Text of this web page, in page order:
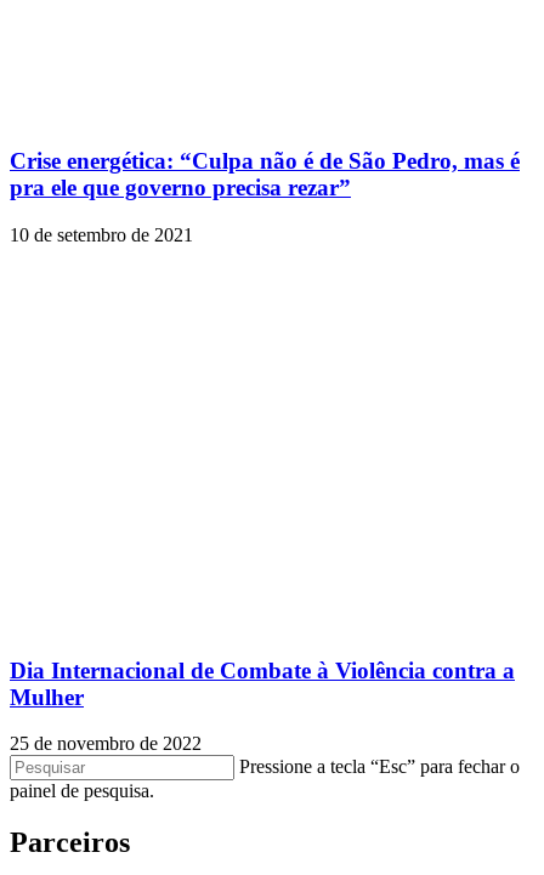
Crise energética: “Culpa não é de São Pedro, mas é
pra ele que governo precisa rezar”
10 de setembro de 2021
Dia Internacional de Combate à Violência contra a
Mulher
25 de novembro de 2022
Pressione a tecla “Esc” para fechar o
painel de pesquisa.
Parceiros